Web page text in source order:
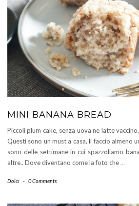
MINI BANANA BREAD
Piccoli plum cake, senza uova ne latte
Questi sono un must a casa, li faccio almeno
sono delle settimane in cui spazzoliamo
altre.. Dove diventano come la foto che …
Dolci - 0 Comments